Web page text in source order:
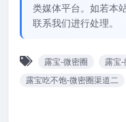
类媒体平台。如若本
联系我们进行处理。
露宝-微密圈 露宝
露宝吃不饱-微密圈渠道二